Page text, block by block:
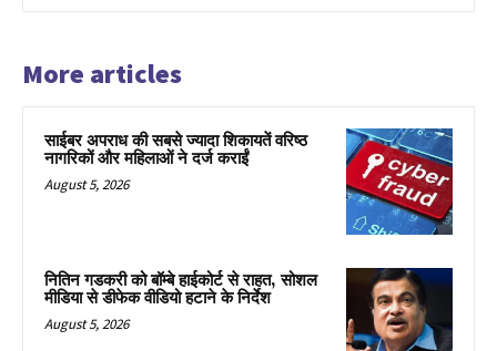
More articles
साईबर अपराध की सबसे ज्यादा शिकायतें वरिष्ठ
नागरिकों और महिलाओं ने दर्ज कराईं
August 5, 2026
नितिन गडकरी को बॉम्बे हाईकोर्ट से राहत, सोशल
मीडिया से डीफेक वीडियो हटाने के निर्देश
August 5, 2026